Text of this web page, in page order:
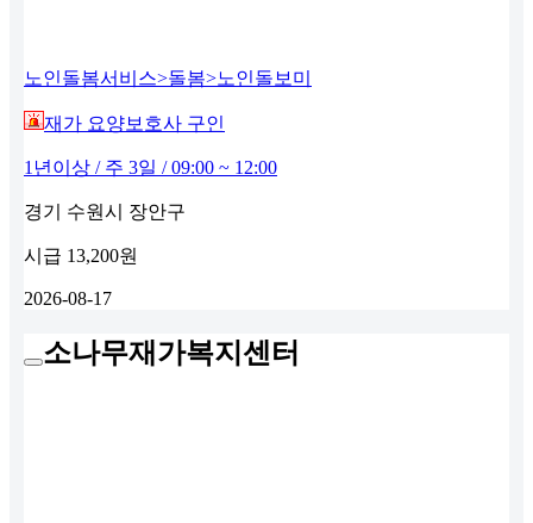
노인돌봄서비스>돌봄>노인돌보미
재가 요양보호사 구인
1년이상 / 주 3일 / 09:00 ~ 12:00
경기 수원시 장안구
시급 13,200원
2026-08-17
소나무재가복지센터